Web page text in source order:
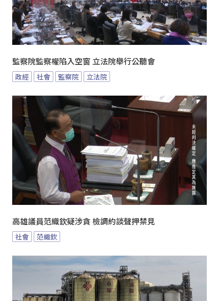
監察院監察權陷入空窗 立法院舉行公聽會
政經 社會 監察院 立法院
高雄議員范織欽疑涉貪 檢調約談聲押禁見
社會 范織欽